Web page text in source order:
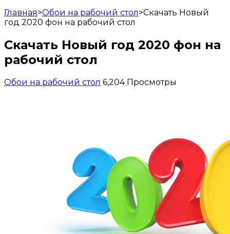
Главная>Обои на рабочий стол>Скачать Новый
год 2020 фон на рабочий стол
Скачать Новый год 2020 фон на
рабочий стол
Обои на рабочий стол 6,204 Просмотры